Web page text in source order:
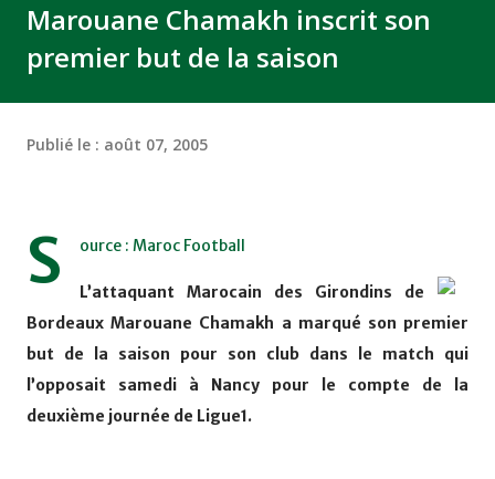
Marouane Chamakh inscrit son
premier but de la saison
Publié le : août 07, 2005
S ource : Maroc Football
L’attaquant Marocain des Girondins de
Bordeaux Marouane Chamakh a marqué son premier
but de la saison pour son club dans le match qui
l’opposait samedi à Nancy pour le compte de la
deuxième journée de Ligue1.